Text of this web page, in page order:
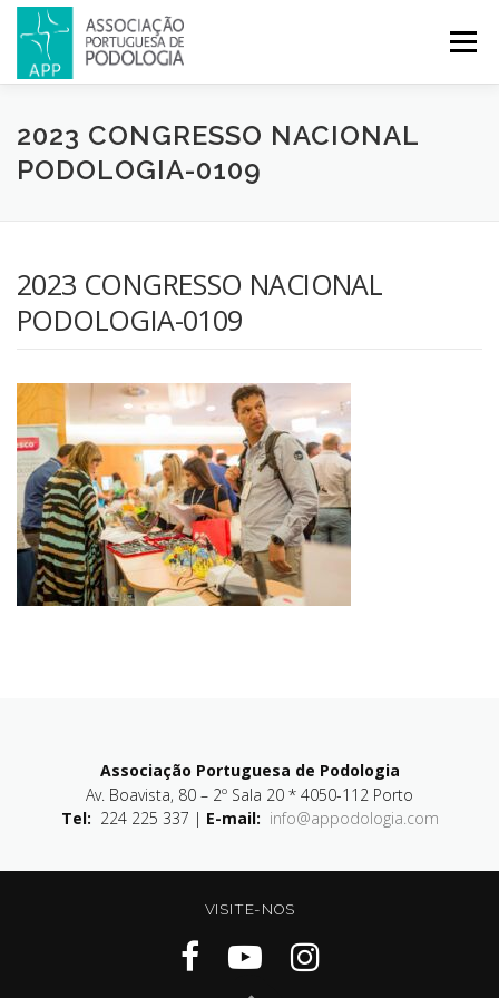
Menu
APP PODOLOGIA LICENCIATURA EM PODOLOGIA
CONGRESSOS REVISTA CONTACTOS
2023 CONGRESSO NACIONAL
PODOLOGIA-0109
2023 CONGRESSO NACIONAL
PODOLOGIA-0109
Associação Portuguesa de Podologia
Av. Boavista, 80 – 2º Sala 20 * 4050-112 Porto
Tel: 224 225 337 | E-mail: info@appodologia.com
VISITE-NOS